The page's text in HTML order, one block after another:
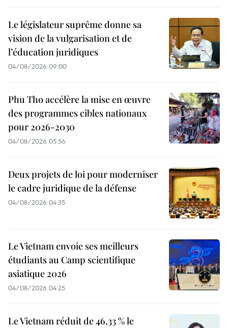
Le législateur suprême donne sa
vision de la vulgarisation et de
l’éducation juridiques
04/08/2026 09:00
Phu Tho accélère la mise en œuvre
des programmes cibles nationaux
pour 2026-2030
04/08/2026 05:56
Deux projets de loi pour moderniser
le cadre juridique de la défense
04/08/2026 04:35
Le Vietnam envoie ses meilleurs
étudiants au Camp scientifique
asiatique 2026
04/08/2026 04:25
Le Vietnam réduit de 46,33 % le